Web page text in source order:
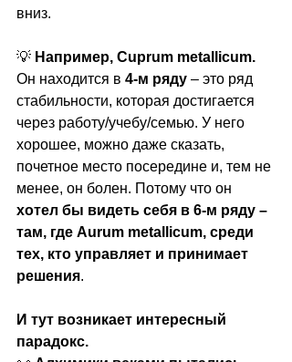
вниз.
💡 Например, Cuprum metallicum.
Он находится в 4-м ряду – это ряд
стабильности, которая достигается
через работу/учебу/семью. У него
хорошее, можно даже сказать,
почетное место посередине и, тем не
менее, он болен. Потому что он
хотел бы видеть себя в 6-м ряду –
там, где Aurum metallicum, среди
тех, кто управляет и принимает
решения.
И тут возникает интересный
парадокс.